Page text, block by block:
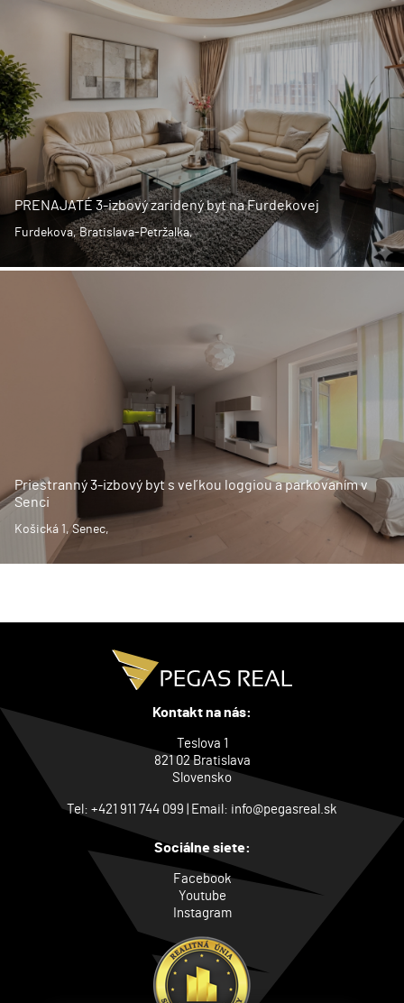
PRENAJATÉ 3-izbový zaridený byt na Furdekovej
Furdekova, Bratislava-Petržalka,
Priestranný 3-izbový byt s veľkou loggiou a parkovaním v
Senci
Košická 1, Senec,
Kontakt na nás:
Teslova 1
821 02 Bratislava
Slovensko
Tel: +421 911 744 099 | Email: info@pegasreal.sk
Sociálne siete:
Facebook
Youtube
Instagram